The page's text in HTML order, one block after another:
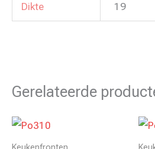
Dikte 19
Gerelateerde